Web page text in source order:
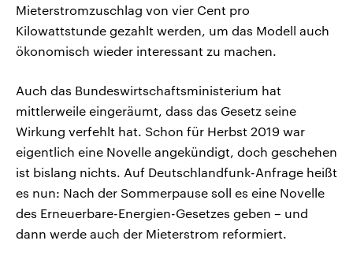
Mieterstromzuschlag von vier Cent pro
Kilowattstunde gezahlt werden, um das Modell auch
ökonomisch wieder interessant zu machen.
Auch das Bundeswirtschaftsministerium hat
mittlerweile eingeräumt, dass das Gesetz seine
Wirkung verfehlt hat. Schon für Herbst 2019 war
eigentlich eine Novelle angekündigt, doch geschehen
ist bislang nichts. Auf Deutschlandfunk-Anfrage heißt
es nun: Nach der Sommerpause soll es eine Novelle
des Erneuerbare-Energien-Gesetzes geben – und
dann werde auch der Mieterstrom reformiert.